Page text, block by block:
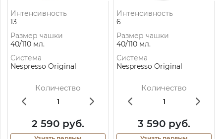
Интенсивность
13
Размер чашки
40/110 мл.
Система
Nespresso Original
Количество
2 590 руб.
Интенсивность
6
Размер чашки
40/110 мл.
Система
Nespresso Original
Количество
3 590 руб.